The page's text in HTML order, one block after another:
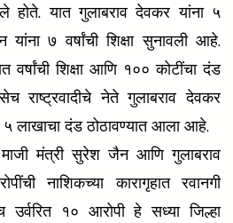
होते. यात गुलाबराव देवकर यांना ५
यांना ७ वर्षांची शिक्षा सुनावली आहे.
शिक्षा आणि १०० कोटींचा दंड
राष्ट्रवादीचे नेते गुलाबराव देवकर
५ लाखाचा दंड ठोठावण्यात आला आहे.
माजी मंत्री सुरेश जैन आणि गुलाबराव
नाशिकच्या कारागृहात रवानगी
१० आरोपी हे सध्या जिल्हा